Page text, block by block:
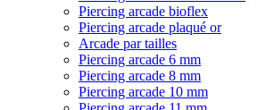
Piercing arcade bioflex
Piercing arcade plaqué or
Arcade par tailles
Piercing arcade 6 mm
Piercing arcade 8 mm
Piercing arcade 10 mm